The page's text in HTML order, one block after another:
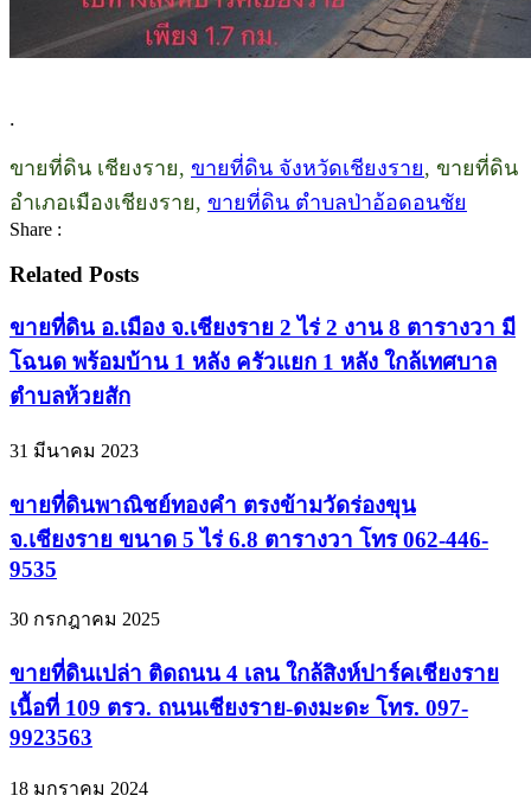
.
ขายที่ดิน เชียงราย, ขายที่ดิน จังหวัดเชียงราย, ขายที่ดิน
อำเภอเมืองเชียงราย, ขายที่ดิน ตำบลป่าอ้อดอนชัย
Share :
Related Posts
ขายที่ดิน อ.เมือง จ.เชียงราย 2 ไร่ 2 งาน 8 ตารางวา มี
โฉนด พร้อมบ้าน 1 หลัง ครัวแยก 1 หลัง ใกล้เทศบาล
ตำบลห้วยสัก
31 มีนาคม 2023
ขายที่ดินพาณิชย์ทองคำ ตรงข้ามวัดร่องขุน
จ.เชียงราย ขนาด 5 ไร่ 6.8 ตารางวา โทร 062-446-
9535
30 กรกฎาคม 2025
ขายที่ดินเปล่า ติดถนน 4 เลน ใกล้สิงห์ปาร์คเชียงราย
เนื้อที่ 109 ตรว. ถนนเชียงราย-ดงมะดะ โทร. 097-
9923563
18 มกราคม 2024